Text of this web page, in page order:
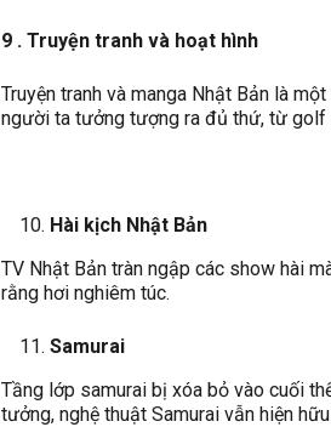
9 . Truyện tranh và hoạt hình
Truyện tranh và manga Nhật Bản là
người ta tưởng tượng ra đủ thứ, từ golf
Hài kịch Nhật Bản
TV Nhật Bản tràn ngập các show hài
rằng hơi nghiêm túc.
Samurai
Tầng lớp samurai bị xóa bỏ vào cuối
tưởng, nghệ thuật Samurai vẫn hiện